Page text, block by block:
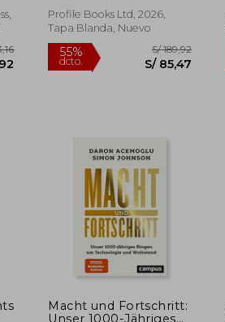
OF THE NOBEL PRIZE
IN ECONOMICS
Profile Books Ltd, 2026,
Tapa Blanda, Nuevo
Macht und Fortschritt:
Unser 1000-Jähriges